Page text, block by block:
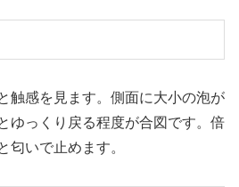
触感を見ます。側面に大小の泡が
ゆっくり戻る程度が合図です。倍
匂いで止めます。